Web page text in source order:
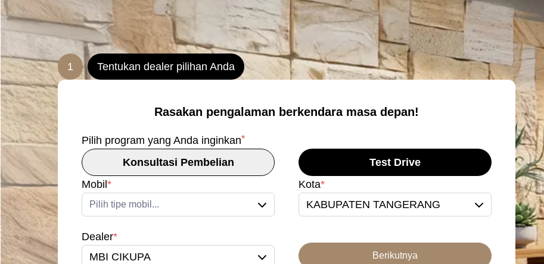
1 Tentukan dealer pilihan Anda
Rasakan pengalaman berkendara masa depan!
Pilih program yang Anda inginkan*
Konsultasi Pembelian
Test Drive
Mobil *
Pilih tipe mobil...
Kota*
KABUPATEN TANGERANG
Dealer*
MBI CIKUPA
Berikutnya